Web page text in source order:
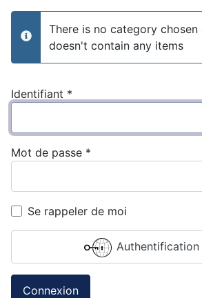
info
There is no category
doesn't contain any items
Identifiant *
Mot de passe *
Se rappeler de moi
Authentification
Connexion